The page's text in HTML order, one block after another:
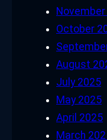
October
August
July 2025
May 2025
April 2025
March